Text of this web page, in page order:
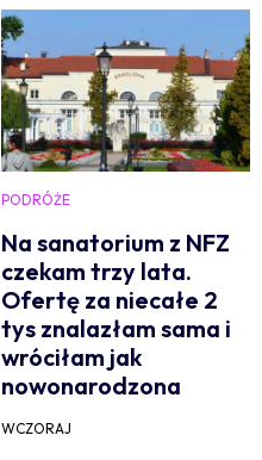
PODRÓŻE
Na sanatorium z NFZ
czekam trzy lata.
Ofertę za niecałe 2
tys znalazłam sama i
wróciłam jak
nowonarodzona
WCZORAJ